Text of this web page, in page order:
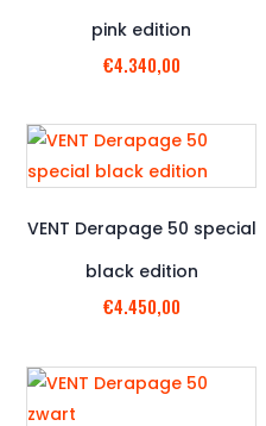
pink edition
€4.340,00
VENT Derapage 50 special
black edition
€4.450,00